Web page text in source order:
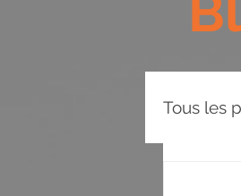
Tous les
Les